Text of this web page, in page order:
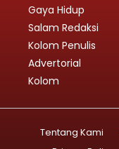
Gaya Hidup
Salam Redaksi
Kolom Penulis
Advertorial
Kolom
Tentang Kami